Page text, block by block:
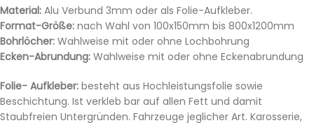
Material: Alu Verbund 3mm oder als Folie-Aufkleber.
Format-Größe: nach Wahl von 100x150mm bis 800x1200mm
Bohrlöcher: Wahlweise mit oder ohne Lochbohrung
Ecken-Abrundung: Wahlweise mit oder ohne Eckenabrundung
Folie- Aufkleber: besteht aus Hochleistungsfolie sowie
Beschichtung. Ist verkleb bar auf allen Fett und damit
Staubfreien Untergründen. Fahrzeuge jeglicher Art. Karosserie,